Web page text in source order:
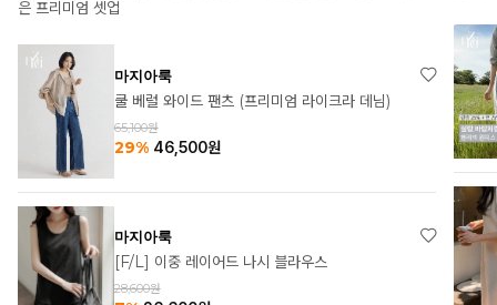
메르시 헨리넥 원피스
83,550원
33% 55,700
[1+1] 알른 소프 카라 원피스
63,000원
37% 39,900